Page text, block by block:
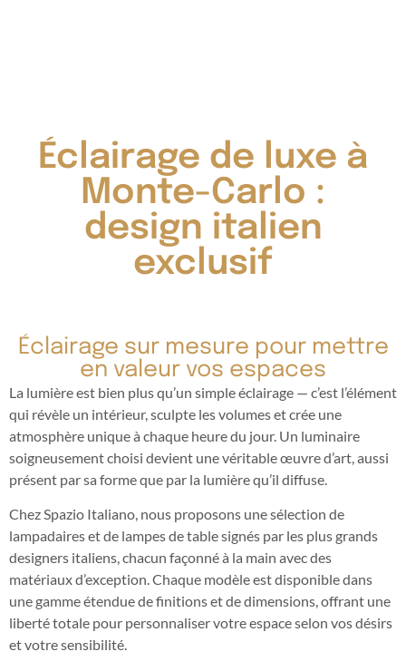
Éclairage de luxe à
Monte-Carlo :
design italien
exclusif
Éclairage sur mesure pour mettre
en valeur vos espaces
La lumière est bien plus qu’un simple éclairage — c’est l’élément
qui révèle un intérieur, sculpte les volumes et crée une
atmosphère unique à chaque heure du jour. Un luminaire
soigneusement choisi devient une véritable œuvre d’art, aussi
présent par sa forme que par la lumière qu’il diffuse.
Chez Spazio Italiano, nous proposons une sélection de
lampadaires et de lampes de table signés par les plus grands
designers italiens, chacun façonné à la main avec des
matériaux d’exception. Chaque modèle est disponible dans
une gamme étendue de finitions et de dimensions, offrant une
liberté totale pour personnaliser votre espace selon vos désirs
et votre sensibilité.